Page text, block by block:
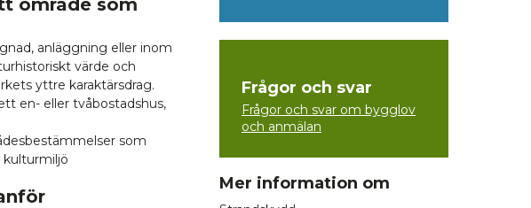
område som
anläggning eller inom
värde och
yttre karaktärsdrag.
en- eller tvåbostadshus,
som
Frågor och svar
Frågor och svar om bygglov
och anmälan
Mer information om